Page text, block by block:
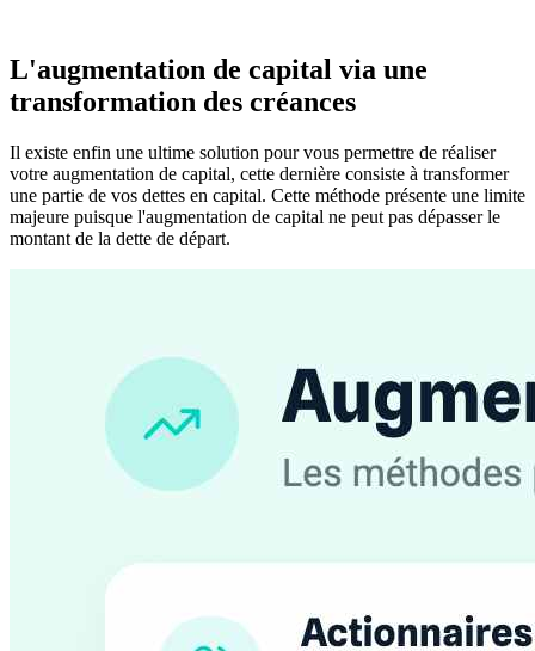
L'augmentation de capital via une
transformation des créances
Il existe enfin une ultime solution pour vous permettre de réaliser
votre augmentation de capital, cette dernière consiste à transformer
une partie de vos dettes en capital. Cette méthode présente une limite
majeure puisque l'augmentation de capital ne peut pas dépasser le
montant de la dette de départ.